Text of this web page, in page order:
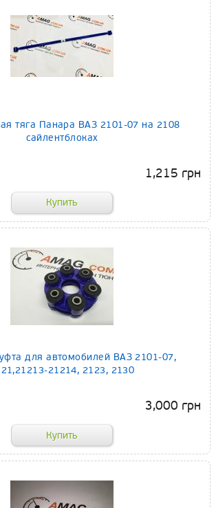
тяга Панара ВАЗ 2101-07 на 2108
сайлентблоках
1,215 грн
для автомобилей ВАЗ 2101-07,
21214, 2123, 2130
3,000 грн